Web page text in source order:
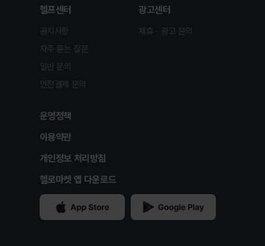
헬프센터
공지사항
자주 묻는 질문
일반 문의
안전결제 문의
광고센터
제휴ㆍ광고 문의
운영정책
이용약관
개인정보 처리방침
헬로마켓 앱 다운로드